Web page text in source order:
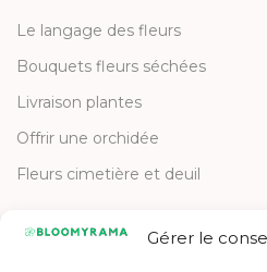
Gérer le
Le langage des fleurs
Bouquets fleurs séchées
Livraison plantes
Offrir une orchidée
Fleurs cimetière et deuil